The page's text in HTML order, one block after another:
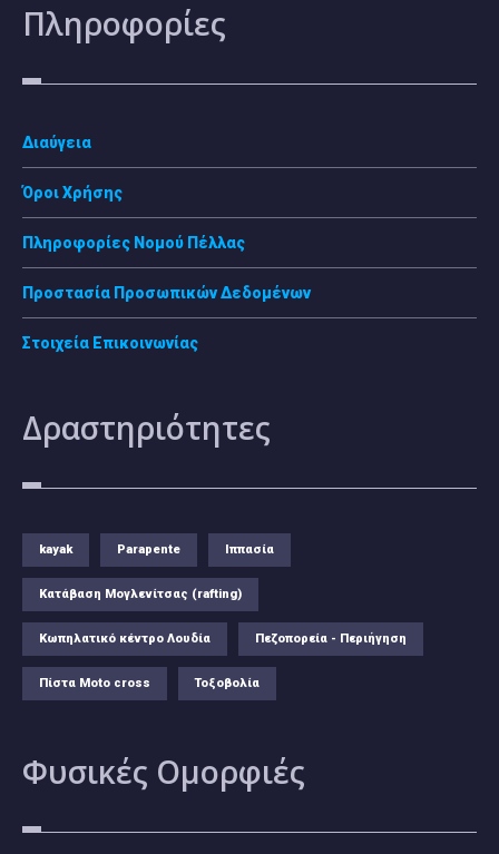
Πληροφορίες
Διαύγεια
Όροι Χρήσης
Πληροφορίες Νομού Πέλλας
Προστασία Προσωπικών Δεδομένων
Στοιχεία Επικοινωνίας
Δραστηριότητες
kayak Parapente Ιππασία
Κατάβαση Μογλενίτσας (rafting)
Κωπηλατικό κέντρο Λουδία Πεζοπορεία - Περιήγηση
Πίστα Moto cross Τοξοβολία
Φυσικές Ομορφιές